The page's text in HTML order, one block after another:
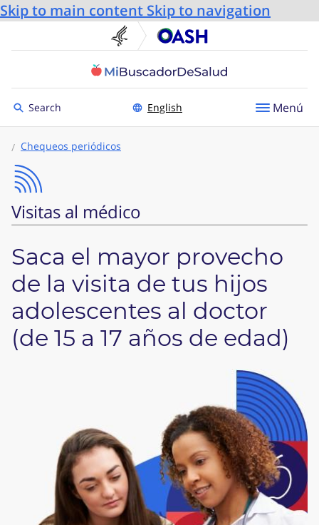
Skip to main content Skip to navigation
U.S. Department of
Toggle to
Search English Menú
Chequeos periódicos
Visitas al médico
Saca el mayor provecho
de la visita de tus hijos
adolescentes al doctor
(de 15 a 17 años de edad)